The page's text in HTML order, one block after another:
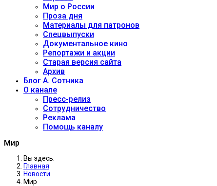
Мир о России
Проза дня
Материалы для патронов
Спецвыпуски
Документальное кино
Репортажи и акции
Старая версия сайта
Архив
Блог А. Сотника
О канале
Пресс-релиз
Сотрудничество
Реклама
Помощь каналу
Мир
Вы здесь:
Главная
Новости
Мир